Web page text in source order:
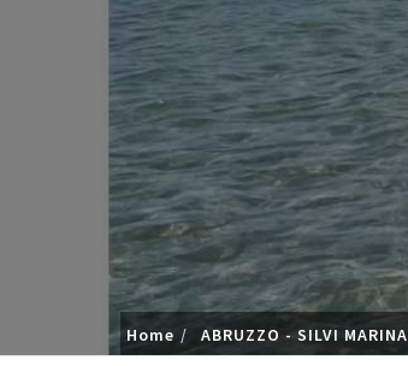
Home ABRUZZO - SILVI MARINA